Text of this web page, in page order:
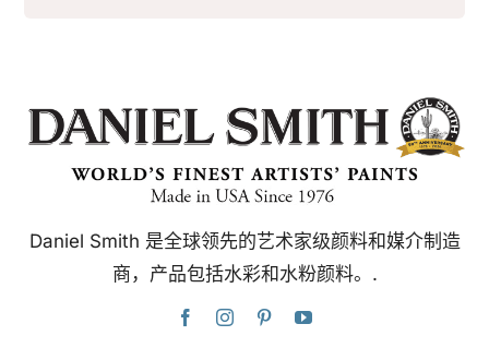
Daniel Smith 是全球领先的艺术家级颜料和媒介制造
商，产品包括水彩和水粉颜料。.